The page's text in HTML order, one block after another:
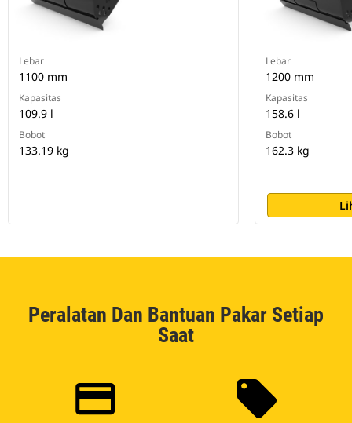
Lebar
1100 mm
Kapasitas
109.9 l
Bobot
133.19 kg
Lebar
1200 mm
Kapasitas
158.6 l
Bobot
162.3 kg
Peralatan Dan Bantuan Pakar Setiap
Saat